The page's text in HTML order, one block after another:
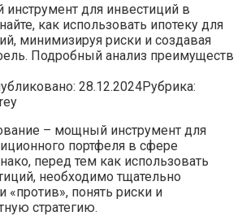
для инвестиций в
как использовать ипотеку для
минимизируя риски и создавая
Подробный анализ преимуществ
28.12.2024Рубрика:
– мощный инструмент для
портфеля в сфере
перед тем как использовать
необходимо тщательно
«против», понять риски и
стратегию.